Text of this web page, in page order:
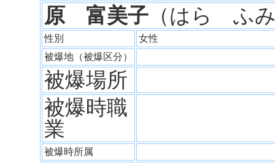
原 富美子 （はら ふ
性別
女性
被爆地（被爆区分）
被爆場所
被爆時職
業
被爆時所属